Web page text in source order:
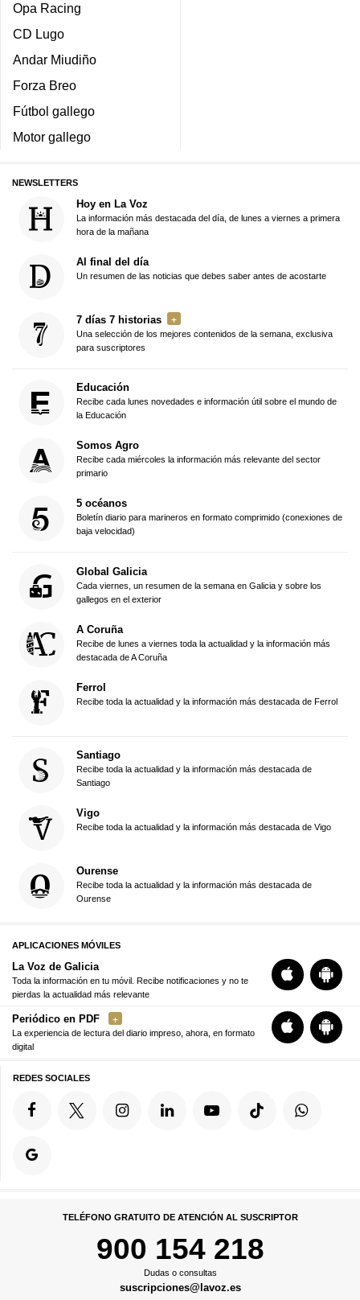
Opa Racing
CD Lugo
Andar Miudiño
Forza Breo
Fútbol gallego
Motor gallego
NEWSLETTERS
Hoy en La Voz
La información más destacada del día, de lunes a viernes a primera
hora de la mañana
Al final del día
Un resumen de las noticias que debes saber antes de acostarte
7 días 7 historias
Una selección de los mejores contenidos de la semana, exclusiva
para suscriptores
Educación
Recibe cada lunes novedades e información útil sobre el mundo de
la Educación
Somos Agro
Recibe cada miércoles la información más relevante del sector
primario
5 océanos
Boletín diario para marineros en formato comprimido (conexiones de
baja velocidad)
Global Galicia
Cada viernes, un resumen de la semana en Galicia y sobre los
gallegos en el exterior
A Coruña
Recibe de lunes a viernes toda la actualidad y la información más
destacada de A Coruña
Ferrol
Recibe toda la actualidad y la información más destacada de Ferrol
Santiago
Recibe toda la actualidad y la información más destacada de
Santiago
Vigo
Recibe toda la actualidad y la información más destacada de Vigo
Ourense
Recibe toda la actualidad y la información más destacada de
Ourense
APLICACIONES MÓVILES
La Voz de Galicia
Toda la información en tu móvil. Recibe notificaciones y no te
pierdas la actualidad más relevante
Periódico en PDF
La experiencia de lectura del diario impreso, ahora, en formato
digital
REDES SOCIALES
TELÉFONO GRATUITO DE ATENCIÓN AL SUSCRIPTOR
900 154 218
Dudas o consultas
suscripciones@lavoz.es